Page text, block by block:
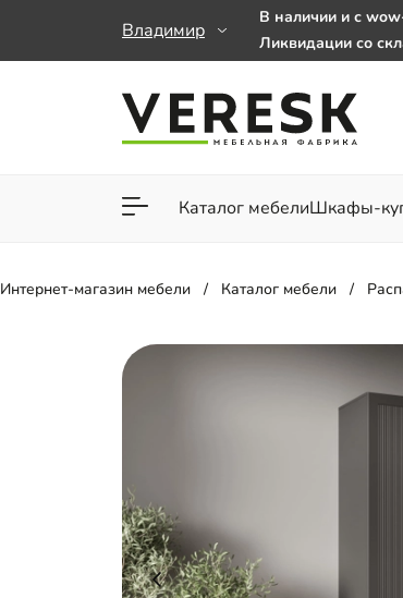
Владимир
В наличии и с
Ликвидации со
заказе от 50 000 ₽
Важно! Наш
Каталог мебелиШкафы-
Для
Интернет-магазин мебели Каталог мебели